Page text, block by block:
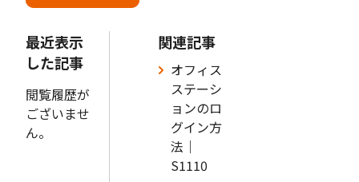
最近表示
した記事
閲覧履歴が
ございませ
ん。
関連記事
オフィス
ステーシ
ョンのロ
グイン方
法｜
S1110